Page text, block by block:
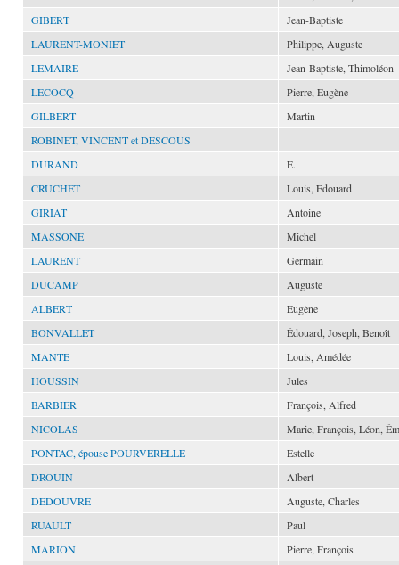
GIBERT
Jean-Baptiste
LAURENT-MONIET
Philippe, Auguste
LEMAIRE
Jean-Baptiste, Thimoléon
LECOCQ
Pierre, Eugène
GILBERT
Martin
ROBINET, VINCENT et DESCOUS
DURAND
E.
CRUCHET
Louis, Édouard
GIRIAT
Antoine
MASSONE
Michel
LAURENT
Germain
DUCAMP
Auguste
ALBERT
Eugène
BONVALLET
Édouard, Joseph, Benoît
MANTE
Louis, Amédée
HOUSSIN
Jules
BARBIER
François, Alfred
NICOLAS
Marie, François, Léon,
PONTAC, épouse POURVERELLE
Estelle
DROUIN
Albert
DEDOUVRE
Auguste, Charles
RUAULT
Paul
MARION
Pierre, François